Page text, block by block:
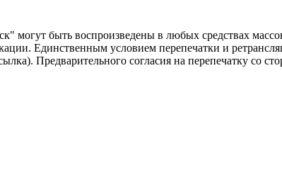
могут быть воспроизведены в любых средствах
Единственным условием перепечатки и
Предварительного согласия на перепечатку со